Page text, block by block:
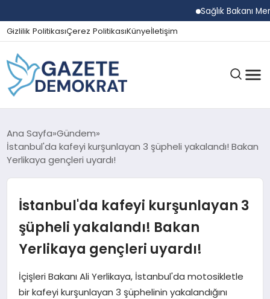
Sağlık Bakanı
Gizlilik PolitikasıÇerez PolitikasıKünyeİletişim
GÜNDEM
EKONOMI
SPOR
Ana Sayfa Gündem
İstanbul'da kafeyi kurşunlayan 3 şüpheli yakalandı! Bakan
Yerlikaya gençleri uyardı!
İstanbul'da kafeyi kurşunlayan 3
şüpheli yakalandı! Bakan
Yerlikaya gençleri uyardı!
İçişleri Bakanı Ali Yerlikaya, İstanbul'da motosikletle
bir kafeyi kurşunlayan 3 şüphelinin yakalandığını